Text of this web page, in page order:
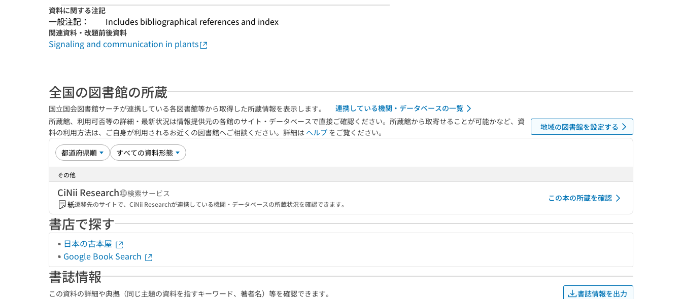
資料に関する注記
一般注記： Includes bibliographical references and index
関連資料・改題前後資料
Signaling and communication in plants
全国の図書館の所蔵
国立国会図書館サーチが連携している各図書館等から取得した所蔵情報を表示します。
連携している機関・データベースの一覧
所蔵館、利用可否等の詳細・最新状況は情報提供元の各館のサイト・データベースで直接ご確認ください。所蔵館から取寄せることが可能かなど、資
料の利用方法は、ご自身が利用されるお近くの図書館へご相談ください。詳細は ヘルプ をご覧ください。
地域の図書館を設定する
その他
CiNii Research
検索サービス
紙遷移先のサイトで、CiNii Researchが連携している機関・データベースの所蔵状況を確認できます。
この本の所蔵を確認
書店で探す
日本の古本屋
Google Book Search
書誌情報
この資料の詳細や典拠（同じ主題の資料を指すキーワード、著者名）等を確認できます。 書誌情報を出力